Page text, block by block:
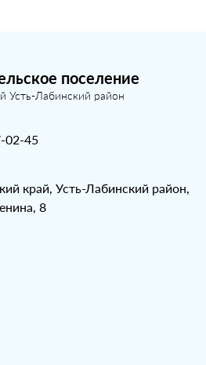
поселение
Усть-Лабинский район
02-45
край, Усть-Лабинский район,
8